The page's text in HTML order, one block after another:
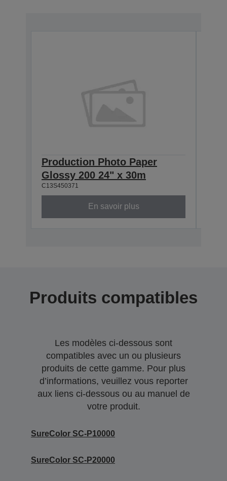
Production Photo Paper
Glossy 200 24" x 30m
C13S450371
En savoir plus
Produits compatibles
Les modèles ci-dessous sont
compatibles avec un ou plusieurs
produits de cette gamme. Pour plus
d’informations, veuillez vous reporter
aux liens ci-dessous ou au manuel de
votre produit.
SureColor SC-P10000
SureColor SC-P20000